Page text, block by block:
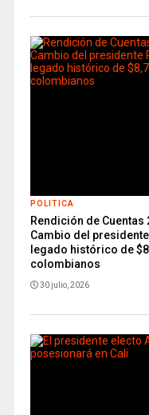
POLITICA
Rendición de Cuentas
Cambio del
legado histórico de
colombianos
30 julio, 2026